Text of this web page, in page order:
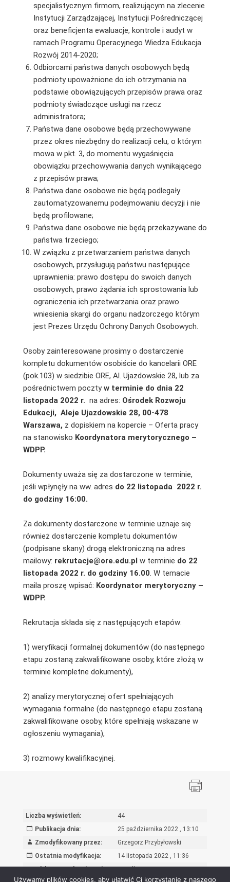
specjalistycznym firmom, realizującym na zlecenie
Instytucji Zarządzającej, Instytucji Pośredniczącej
oraz beneficjenta ewaluacje, kontrole i audyt w
ramach Programu Operacyjnego Wiedza Edukacja
Rozwój 2014-2020;
Odbiorcami państwa danych osobowych będą
podmioty upoważnione do ich otrzymania na
podstawie obowiązujących przepisów prawa oraz
podmioty świadczące usługi na rzecz
administratora;
Państwa dane osobowe będą przechowywane
przez okres niezbędny do realizacji celu, o którym
mowa w pkt. 3, do momentu wygaśnięcia
obowiązku przechowywania danych wynikającego
z przepisów prawa;
Państwa dane osobowe nie będą podlegały
zautomatyzowanemu podejmowaniu decyzji i nie
będą profilowane;
Państwa dane osobowe nie będą przekazywane do
państwa trzeciego;
W związku z przetwarzaniem państwa danych
osobowych, przysługują państwu następujące
uprawnienia: prawo dostępu do swoich danych
osobowych, prawo żądania ich sprostowania lub
ograniczenia ich przetwarzania oraz prawo
wniesienia skargi do organu nadzorczego którym
jest Prezes Urzędu Ochrony Danych Osobowych.
Osoby zainteresowane prosimy o dostarczenie
kompletu dokumentów osobiście do kancelarii ORE
(pok.103) w siedzibie ORE, Al. Ujazdowskie 28, lub za
pośrednictwem pocztyw terminie do dnia 22
listopada 2022 r. na adres: Ośrodek Rozwoju
Edukacji, Aleje Ujazdowskie 28, 00-478
Warszawa, z dopiskiem na kopercie – Oferta pracy
na stanowisko Koordynatora merytorycznego –
WDPP.
Dokumenty uważa się za dostarczone w terminie,
jeśli wpłynęły na ww. adres do 22 listopada 2022 r.
do godziny 16:00.
Za dokumenty dostarczone w terminie uznaje się
również dostarczenie kompletu dokumentów
(podpisane skany) drogą elektroniczną na adres
mailowy: rekrutacje@ore.edu.pl w terminie do 22
listopada 2022 r. do godziny 16.00. W temacie
maila proszę wpisać: Koordynator merytoryczny –
WDPP.
Rekrutacja składa się z następujących etapów:
1) weryfikacji formalnej dokumentów (do następnego
etapu zostaną zakwalifikowane osoby, które złożą w
terminie kompletne dokumenty),
2) analizy merytorycznej ofert spełniających
wymagania formalne (do następnego etapu zostaną
zakwalifikowane osoby, które spełniają wskazane w
ogłoszeniu wymagania),
3) rozmowy kwalifikacyjnej.
Liczba wyświetleń:
44
Publikacja dnia:
25 października 2022 , 13:10
Zmodyfikowany przez:
Grzegorz Przybyłowski
Ostatnia modyfikacja:
14 listopada 2022 , 11:36
Używamy plików cookies, aby ułatwić Ci korzystanie z naszego